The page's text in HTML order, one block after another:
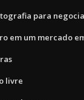
para
em um mercado
livre